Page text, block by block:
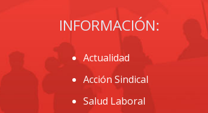
INFORMACIÓN:
Actualidad
Acción Sindical
Salud Laboral